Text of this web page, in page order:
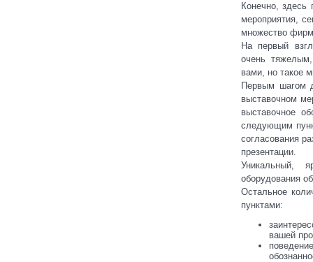
Конечно, здесь
мероприятия,
множество фирм
На первый
очень
вами, но такое
Первым шагом
выставочном
выставочное
следующим
согласования
презентации.
Уникальный,
оборудования
Остальное
пунктами:
вашей